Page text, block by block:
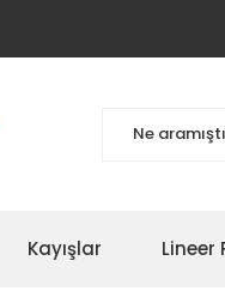
Kayışlar Lineer